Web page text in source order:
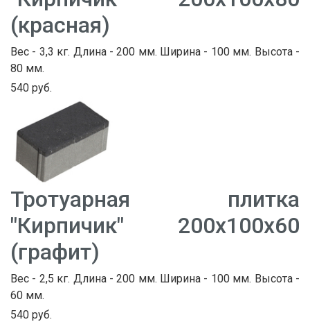
(красная)
Вес - 3,3 кг. Длина - 200 мм. Ширина - 100 мм. Высота -
80 мм.
540 руб.
Тротуарная плитка
"Кирпичик" 200х100х60
(графит)
Вес - 2,5 кг. Длина - 200 мм. Ширина - 100 мм. Высота -
60 мм.
540 руб.